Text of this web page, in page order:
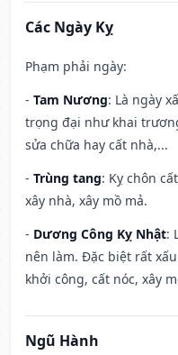
Các Ngày Kỵ
Phạm phải ngày:
- Tam Nương: Là ngày
trọng đại như khai
sửa chữa hay cất nhà,...
- Trùng tang: Kỵ chôn
xây nhà, xây mồ mả.
- Dương Công Kỵ Nhật:
nên làm. Đặc biệt rất
khởi công, cất nóc, xây
Ngũ Hành